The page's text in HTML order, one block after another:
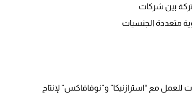
بين شركات
متعددة الجنسيات
مع “استرازنيكا” و”نوفافاكس” لإنتاج